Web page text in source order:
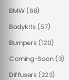
BMW (68)
Bodykits (57)
Bumpers (120)
Coming-Soon (3)
Diffusers (223)